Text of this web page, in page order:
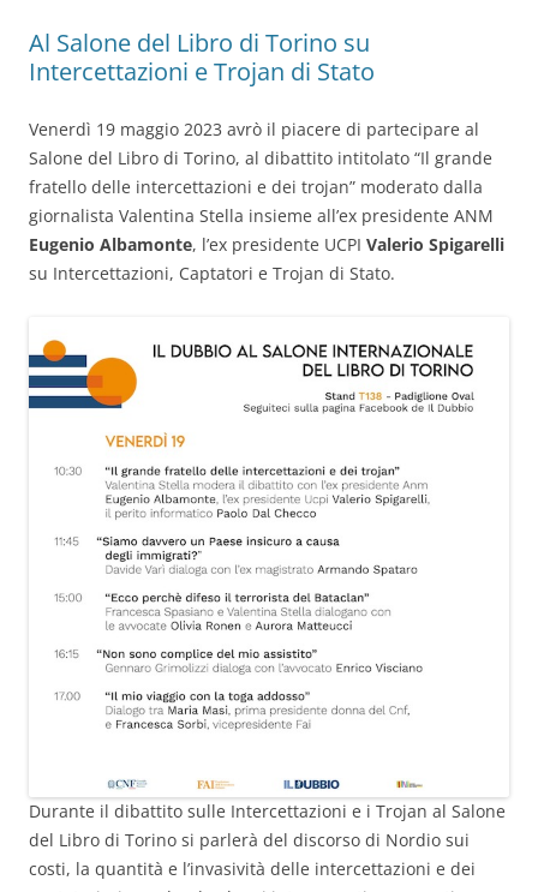
Al Salone del Libro di Torino su
Intercettazioni e Trojan di Stato
Venerdì 19 maggio 2023 avrò il piacere di partecipare al
Salone del Libro di Torino, al dibattito intitolato “Il grande
fratello delle intercettazioni e dei trojan” moderato dalla
giornalista Valentina Stella insieme all’ex presidente ANM
Eugenio Albamonte, l’ex presidente UCPI Valerio Spigarelli
su Intercettazioni, Captatori e Trojan di Stato.
Durante il dibattito sulle Intercettazioni e i Trojan al Salone
del Libro di Torino si parlerà del discorso di Nordio sui
costi, la quantità e l’invasività delle intercettazioni e dei